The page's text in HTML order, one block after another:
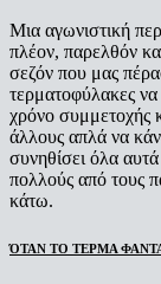
Μια αγωνιστική
πλέον, παρελθόν
σεζόν που μας
τερματοφύλακες να
χρόνο συμμετοχής
άλλους απλά να
συνηθίσει όλα
πολλούς από τους
κάτω.
ΌΤΑΝ ΤΟ ΤΕΡΜΑ